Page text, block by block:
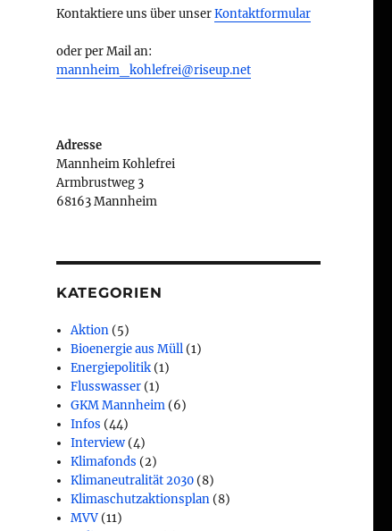
Kontaktiere uns über unserKontaktformular
oder per Mail an:
mannheim_kohlefrei@riseup.net
Adresse
Mannheim Kohlefrei
Armbrustweg 3
68163 Mannheim
KATEGORIEN
Aktion (5)
Bioenergie aus Müll (1)
Energiepolitik (1)
Flusswasser (1)
GKM Mannheim (6)
Infos (44)
Interview (4)
Klimafonds (2)
Klimaneutralität 2030 (8)
Klimaschutzaktionsplan (8)
MVV (11)